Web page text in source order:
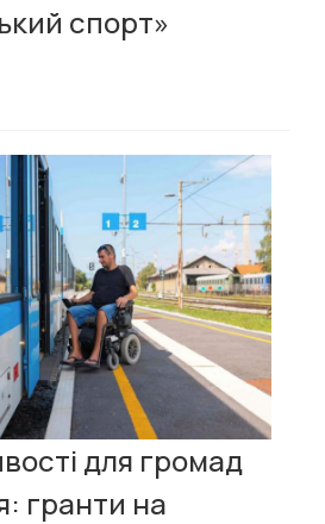
спорт»
для громад
гранти на